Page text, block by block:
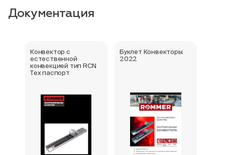
Документация
Конвектор с
естественной
конвекцией тип RCN
Тех паспорт
Буклет Конвекторы
2022